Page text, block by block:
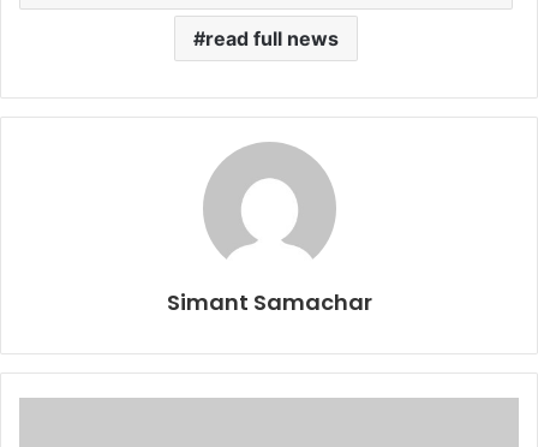
read full news
Simant Samachar